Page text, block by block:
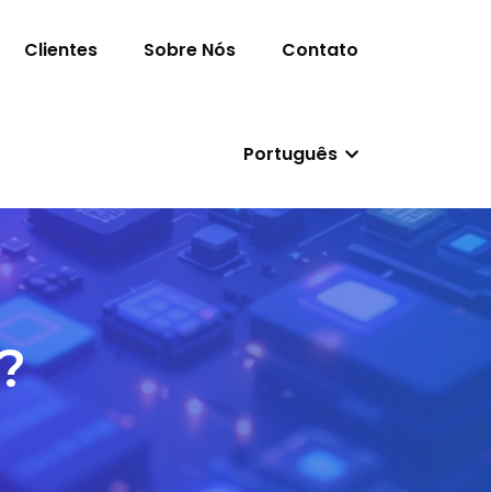
Clientes Sobre Nós Contato
Português